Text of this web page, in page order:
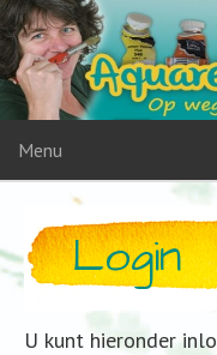
Menu
Login
U kunt hieronder